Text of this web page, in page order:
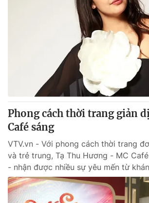
Phong cách thời trang giản
Café sáng
VTV.vn - Với phong cách thời trang
và trẻ trung, Tạ Thu Hương - MC
- nhận được nhiều sự yêu mến từ